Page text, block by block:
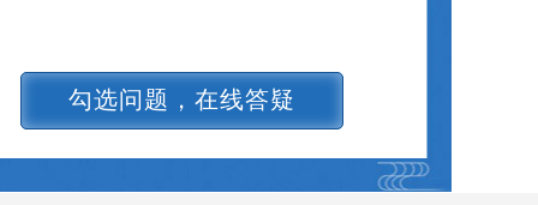
勾选问题，在线答疑